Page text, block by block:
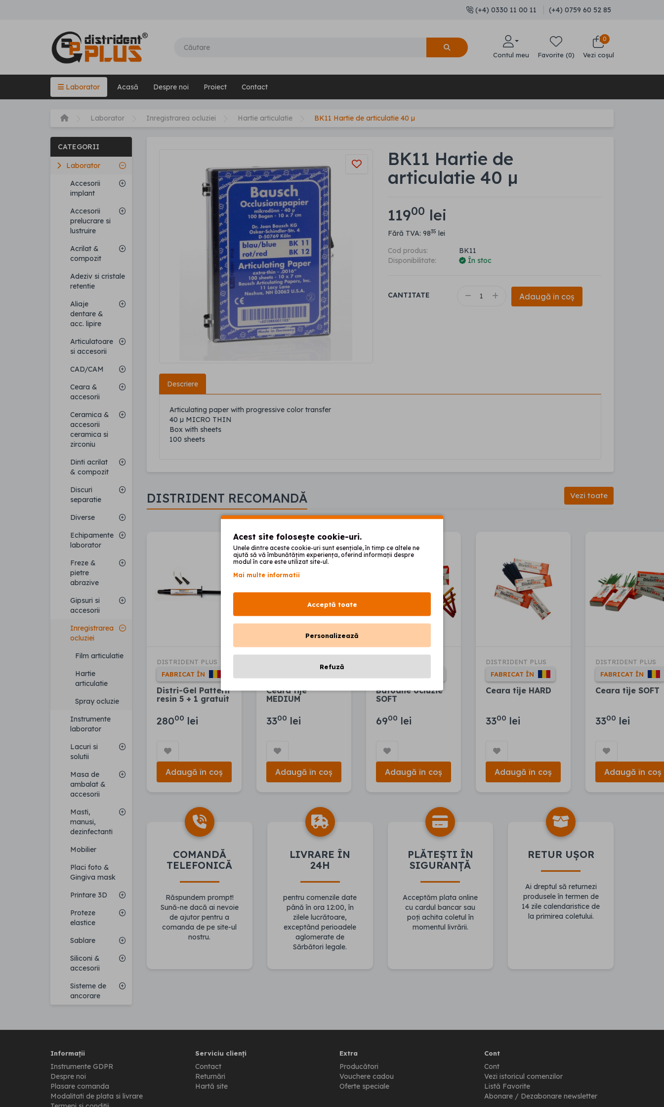
(+4) 0330 11 00 11 (+4) 0759 60 52 85
Contul meu Favorite (0)
0
Vezi coșul
Laborator Acasă Despre noi Proiect Contact
Laborator Inregistrarea ocluziei Hartie articulatie BK11 Hartie de articulatie 40 µ
CATEGORII
Laborator
Accesorii
implant
Accesorii
prelucrare si
lustruire
Acrilat &
compozit
Adeziv si cristale
retentie
Aliaje
dentare &
acc. lipire
Articulatoare
si accesorii
CAD/CAM
Ceara &
accesorii
Ceramica &
accesorii
ceramica si
zirconiu
Dinti acrilat
& compozit
Discuri
separatie
Diverse
Echipamente
laborator
Freze &
pietre
abrazive
Gipsuri si
accesorii
Inregistrarea
ocluziei
Film articulatie
Hartie
articulatie
Spray ocluzie
Instrumente
laborator
Lacuri si
solutii
Masa de
ambalat &
accesorii
Masti,
manusi,
dezinfectanti
Mobilier
Placi foto &
Gingiva mask
Printare 3D
Proteze
elastice
Sablare
Siliconi &
accesorii
Sisteme de
ancorare
BK11 Hartie de
articulatie 40 µ
11900 lei
Fără TVA: 9835 lei
Cod produs:
BK11
Disponibilitate:
În stoc
CANTITATE Adaugă în coș
Descriere
Articulating paper with progressive color transfer
40 µ MICRO THIN
Box with sheets
100 sheets
DISTRIDENT RECOMANDĂ Vezi toate
DISTRIDENT PLUS
FABRICAT ÎN
Distri-Gel Pattern
resin 5 + 1 gratuit
28000 lei
Adaugă în coș
Ceara tije
MEDIUM
3300 lei
Adaugă în coș
Batoane ocluzie
SOFT
6900 lei
Adaugă în coș
DISTRIDENT PLUS
FABRICAT ÎN
Ceara tije HARD
3300 lei
Adaugă în coș
DISTRIDENT PLUS
FABRICAT ÎN
Ceara tije SOFT
3300 lei
Adaugă în coș
COMANDĂ
TELEFONICĂ
Răspundem prompt!
Sună-ne dacă ai nevoie
de ajutor pentru a
comanda de pe site-ul
nostru.
LIVRARE ÎN
24H
pentru comenzile date
până în ora 12:00, în
zilele lucrătoare,
exceptând perioadele
aglomerate de
Sărbători legale.
PLĂTEȘTI ÎN
SIGURANȚĂ
Acceptăm plata online
cu cardul bancar sau
poți achita coletul în
momentul livrării.
RETUR UȘOR
Ai dreptul să returnezi
produsele în termen de
14 zile calendaristice de
la primirea coletului.
Informații
Instrumente GDPR
Despre noi
Plasare comanda
Modalitati de plata si livrare
Serviciu clienți
Contact
Returnări
Hartă site
Extra
Producători
Vouchere cadou
Oferte speciale
Cont
Cont
Vezi istoricul comenzilor
Listă Favorite
Abonare / Dezabonare newsletter
Acest site folosește cookie-uri.
Unele dintre aceste cookie-uri sunt esențiale, în timp ce altele ne
ajută să vă îmbunătățim experiența, oferind informații despre
modul în care este utilizat site-ul.
Mai multe informatii
Acceptă toate
Personalizează
Refuză